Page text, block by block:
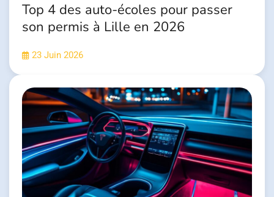
Top 4 des auto-écoles pour passer
son permis à Lille en 2026
23 Juin 2026